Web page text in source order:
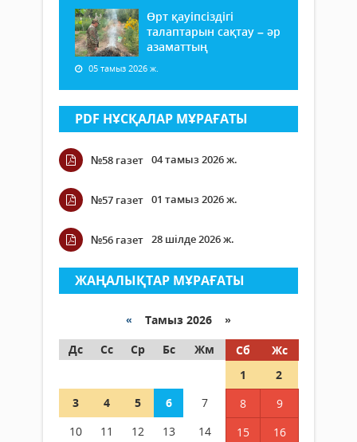
Өрт қауіпсіздігі
талаптарын сақтау – әр
азаматтың
05 тамыз 2026 ж.
PDF НҰСҚАЛАР МҰРАҒАТЫ
№58 газет 04 тамыз 2026 ж.
№57 газет 01 тамыз 2026 ж.
№56 газет 28 шілде 2026 ж.
ЖАҢАЛЫҚТАР МҰРАҒАТЫ
« Тамыз 2026 »
Дс
Сс Ср Бс Жм Сб
Жс
1
2
3
4 5 6 7 8
9
10
11 12 13 14 15
16